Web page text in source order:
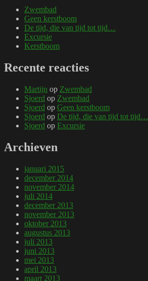
Zwembad
Geen kerstboom
De tijd, die van tijd tot tijd…
Excursie
Kerstboom
Recente reacties
Martijn op Zwembad
Sjoerd op Zwembad
Sjoerd op Geen kerstboom
Sjoerd op De tijd, die van tijd tot tijd…
Sjoerd op Excursie
Archieven
januari 2015
december 2014
november 2014
juli 2014
december 2013
november 2013
oktober 2013
augustus 2013
juli 2013
juni 2013
mei 2013
april 2013
maart 2013